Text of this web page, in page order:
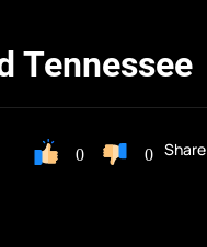
Tennessee
0 0 Share